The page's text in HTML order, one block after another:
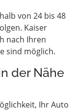
von 24 bis 48
Kaiser
nach Ihren
sind möglich.
der Nähe
Ihr Auto